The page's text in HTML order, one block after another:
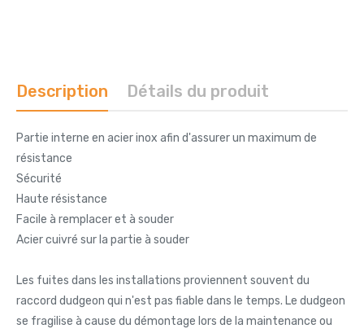
Description Détails du produit
Partie interne en acier inox afin d'assurer un maximum de
résistance
Sécurité
Haute résistance
Facile à remplacer et à souder
Acier cuivré sur la partie à souder
Les fuites dans les installations proviennent souvent du
raccord dudgeon qui n'est pas fiable dans le temps. Le dudgeon
se fragilise à cause du démontage lors de la maintenance ou